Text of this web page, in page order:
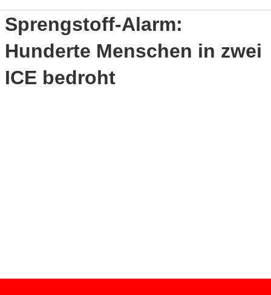
Sprengstoff-Alarm:
Hunderte Menschen in zwei
ICE bedroht